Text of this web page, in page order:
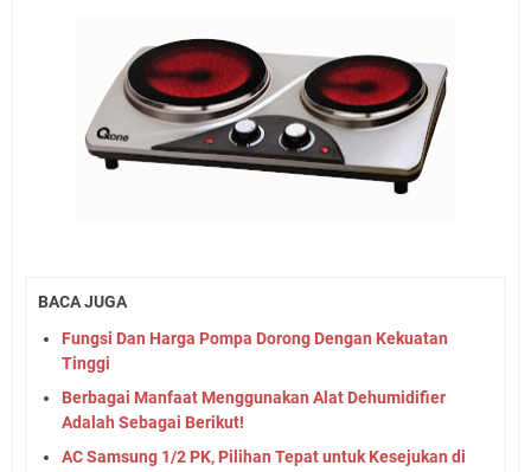
BACA JUGA
Fungsi Dan Harga Pompa Dorong Dengan Kekuatan
Tinggi
Berbagai Manfaat Menggunakan Alat Dehumidifier
Adalah Sebagai Berikut!
AC Samsung 1/2 PK, Pilihan Tepat untuk Kesejukan di